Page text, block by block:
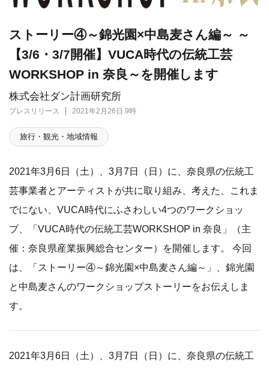
株式会社ダン計画研究所
プレスリリース 2021年2月26日 9時
ストーリー④～錦光園×中島麦さん編～ ～
【3/6・3/7開催】VUCA時代の伝統工芸
WORKSHOP in 奈良～を開催します
旅行・観光・地域情報
2021年3月6日（土）、3月7日（日）に、奈良県の伝統工
芸事業者とアーティストが共に取り組み、考えた、これま
でにない、VUCA時代にふさわしい4つのワークショッ
プ、「VUCA時代の伝統工芸WORKSHOP in 奈良」（主
催：奈良県産業振興総合センター）を開催します。 今回
は、「ストーリー④～錦光園×中島麦さん編～」、錦光園
と中島麦さんのワークショップストーリーをお伝えしま
す。
2021年3月6日（土）、3月7日（日）に、奈良県の伝統工